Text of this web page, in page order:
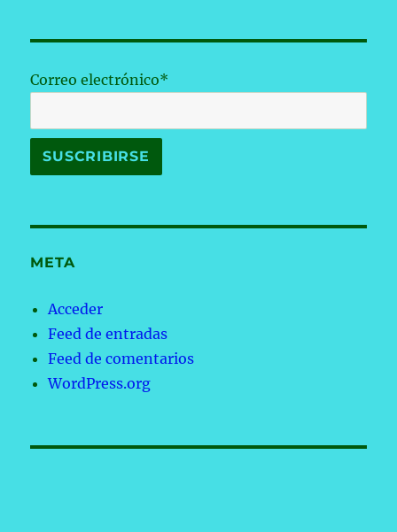
Correo electrónico*
META
Acceder
Feed de entradas
Feed de comentarios
WordPress.org